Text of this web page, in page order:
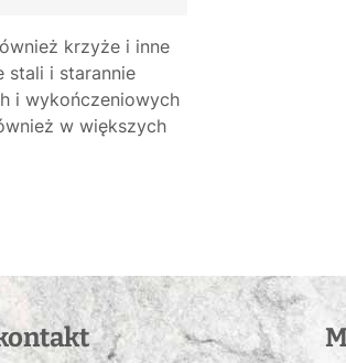
krzyże i inne
stali i starannie
i wykończeniowych
w większych